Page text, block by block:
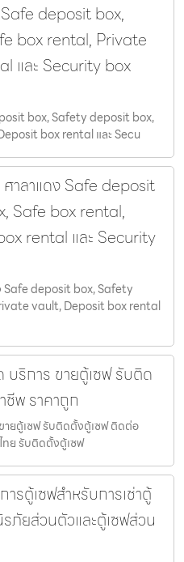
deposit box,
box rental, Private
และ Security box
box, Safety deposit box,
box rental และ Secu
าลาแดง Safe deposit
Safe box rental,
rental และ Security
Safe deposit box, Safety
vault, Deposit box rental
บริการ ขายตู้เซฟ รับติด
พ ราคาถูก
ายตู้เซฟ รับติดตั้งตู้เซฟ ติดต่อ
ทย รับติดตั้งตู้เซฟ
รตู้เซฟสำหรับการเช่าตู้
ภัยส่วนตัวและตู้เซฟส่วน